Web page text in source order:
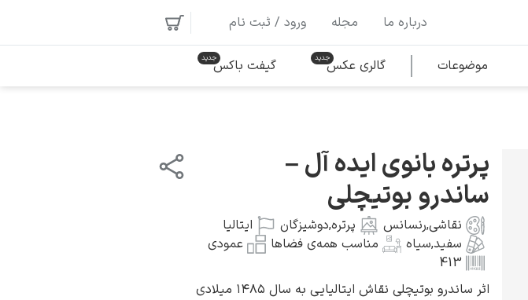
درباره ما مجله ورود / ثبت نام
موضوعات گالری عکس گیفت باکس
پرتره بانوی ایده آل –
ساندرو بوتیچلی
نقاشی,رنسانس پرتره,دوشیزگان
ایتالیا
سفید,سیاه مناسب همه‌ی فضاها
عمودی
413
اثر ساندرو بوتیچلی نقاش ایتالیایی به سال ۱۴۸۵ میلادی